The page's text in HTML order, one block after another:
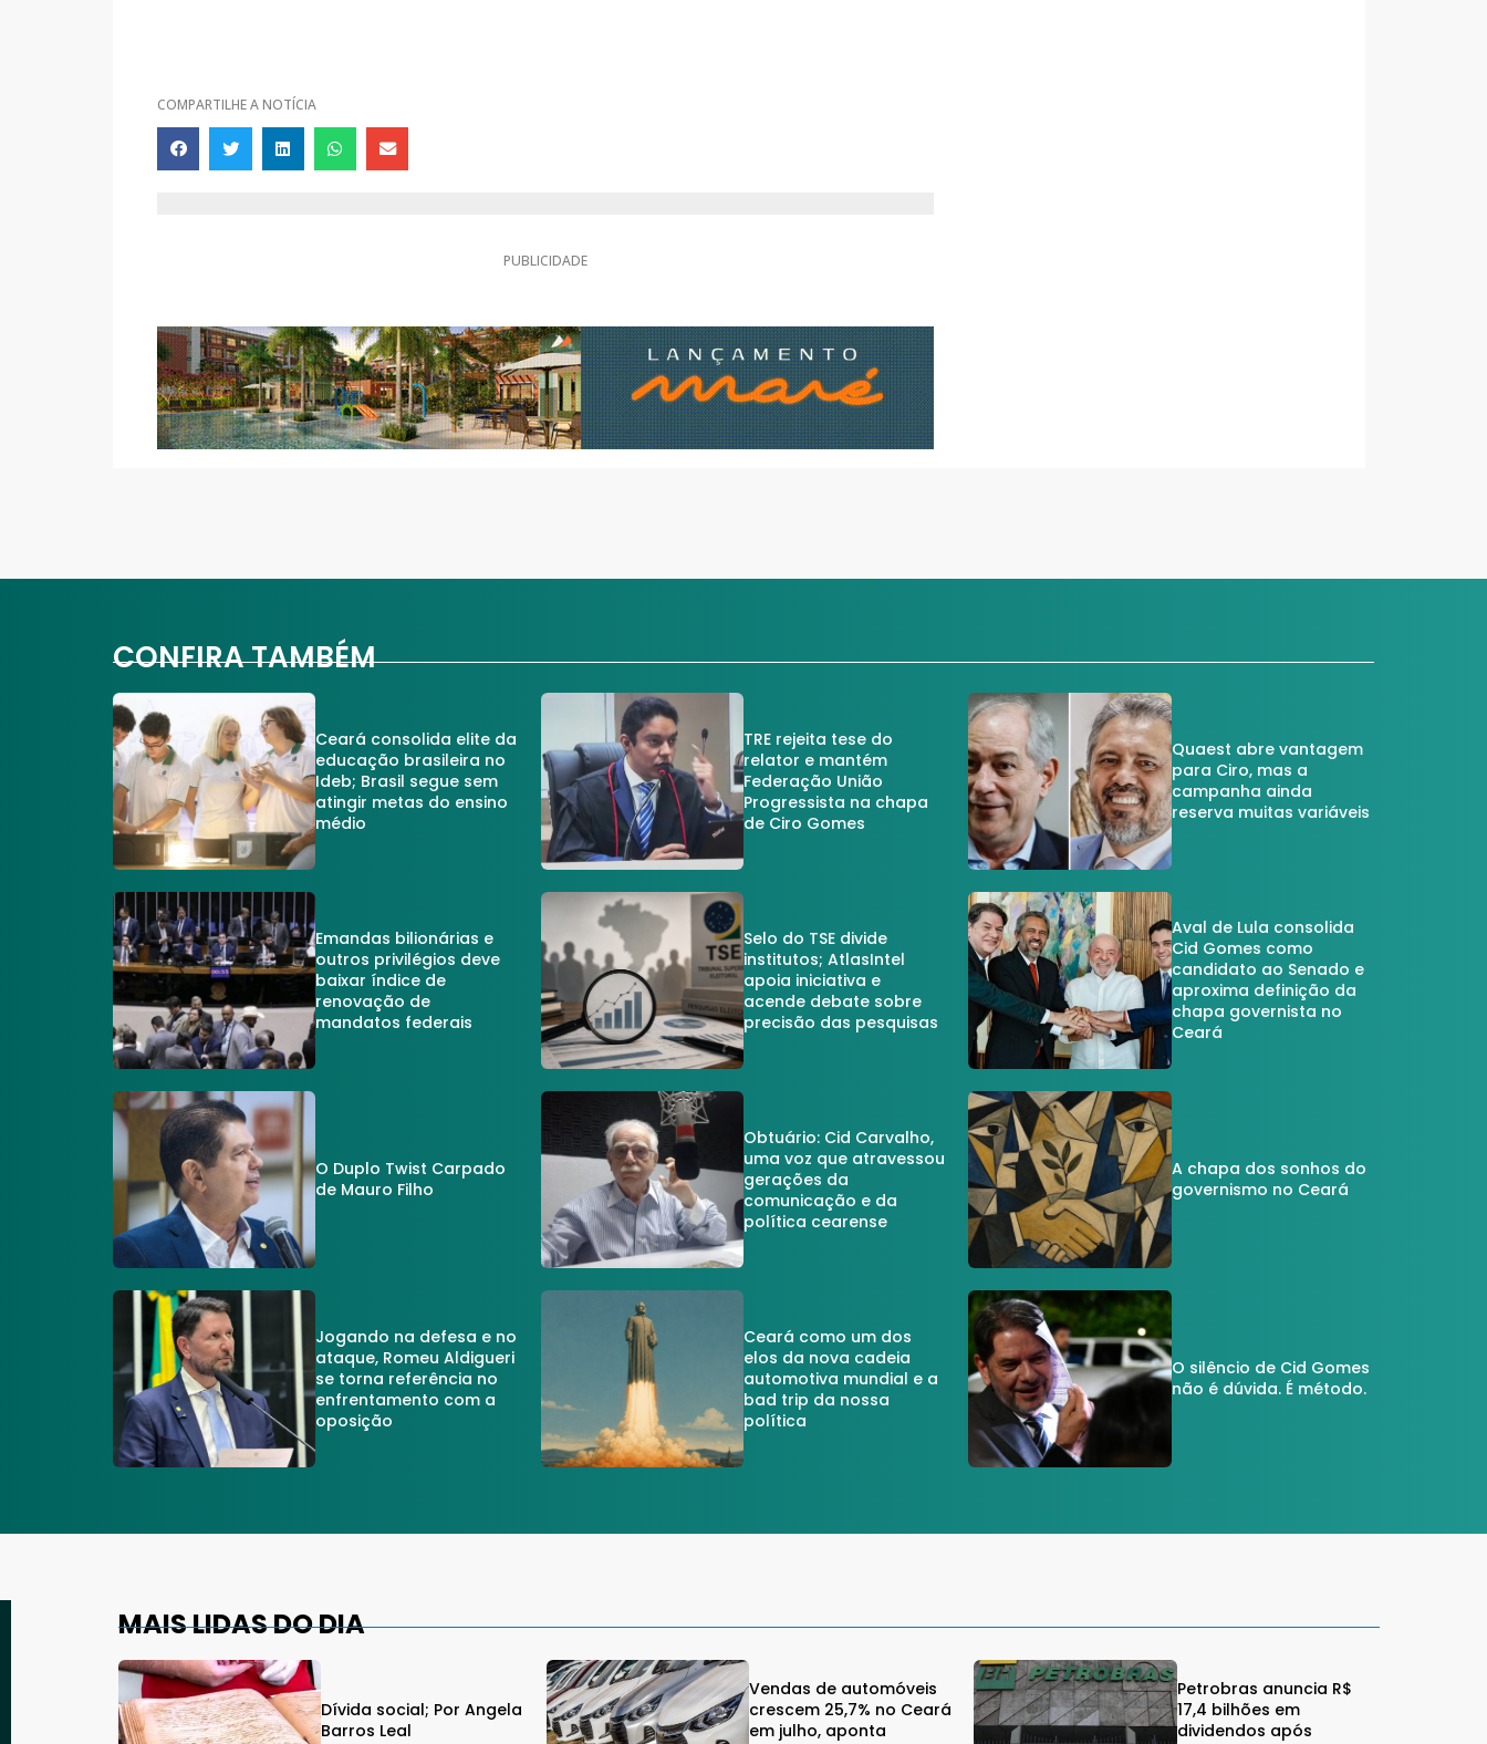
COMPARTILHE A NOTÍCIA
PUBLICIDADE
CONFIRA TAMBÉM
Ceará consolida elite da
educação brasileira no
Ideb; Brasil segue sem
atingir metas do ensino
médio
TRE rejeita tese do
relator e mantém
Federação União
Progressista na chapa
de Ciro Gomes
Quaest abre vantagem
para Ciro, mas a
campanha ainda
reserva muitas variáveis
Emandas bilionárias e
outros privilégios deve
baixar índice de
renovação de
mandatos federais
Selo do TSE divide
institutos; AtlasIntel
apoia iniciativa e
acende debate sobre
precisão das pesquisas
Aval de Lula consolida
Cid Gomes como
candidato ao Senado e
aproxima definição da
chapa governista no
Ceará
O Duplo Twist Carpado
de Mauro Filho
Obtuário: Cid Carvalho,
uma voz que atravessou
gerações da
comunicação e da
política cearense
A chapa dos sonhos do
governismo no Ceará
Jogando na defesa e no
ataque, Romeu Aldigueri
se torna referência no
enfrentamento com a
oposição
Ceará como um dos
elos da nova cadeia
automotiva mundial e a
bad trip da nossa
política
O silêncio de Cid Gomes
não é dúvida. É método.
MAIS LIDAS DO DIA
Dívida social; Por Angela
Barros Leal
Vendas de automóveis
crescem 25,7% no Ceará
em julho, aponta
Petrobras anuncia R$
17,4 bilhões em
dividendos após